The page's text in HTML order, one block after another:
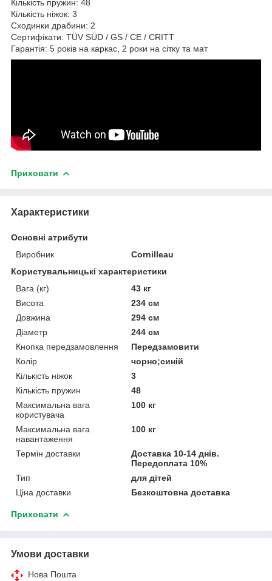
Кількість пружин: 48
Кількість ніжок: 3
Сходинки драбини: 2
Сертифікати: TÜV SÜD / GS / CE / CRITT
Гарантія: 5 років на каркас, 2 роки на сітку та мат
Приховати
Характеристики
Основні атрибути
Виробник
Cornilleau
Користувальницькі характеристики
Вага (кг)
43 кг
Висота
234 см
Довжина
294 см
Діаметр
244 см
Кнопка передзамовлення
Передзамовити
Колір
чорно;синій
Кількість ніжок
3
Кількість пружин
48
Максимальна вага
користувача
100 кг
Максимальна вага
навантаження
100 кг
Термін доставки
Доставка 10-14 днів.
Передоплата 10%
Тип
для дітей
Ціна доставки
Безкоштовна доставка
Приховати
Умови доставки
Нова Пошта